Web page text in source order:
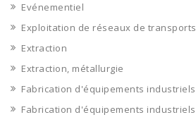
Evénementiel
Exploitation de réseaux de transports
Extraction
Extraction, métallurgie
Fabrication d'équipements industriels
Fabrication d'équipements industriels